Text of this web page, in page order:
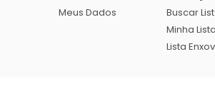
Meus Dados
Buscar
Minha Lista
Lista